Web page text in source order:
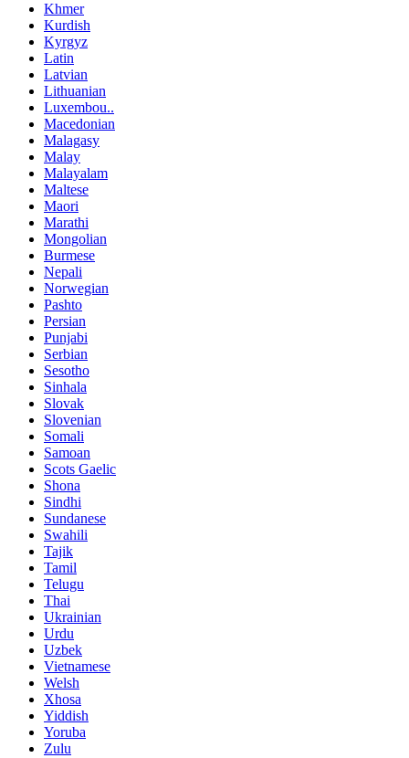
Khmer
Kurdish
Kyrgyz
Latin
Latvian
Lithuanian
Luxembou..
Macedonian
Malagasy
Malay
Malayalam
Maltese
Maori
Marathi
Mongolian
Burmese
Nepali
Norwegian
Pashto
Persian
Punjabi
Serbian
Sesotho
Sinhala
Slovak
Slovenian
Somali
Samoan
Scots Gaelic
Shona
Sindhi
Sundanese
Swahili
Tajik
Tamil
Telugu
Thai
Ukrainian
Urdu
Uzbek
Vietnamese
Welsh
Xhosa
Yiddish
Yoruba
Zulu